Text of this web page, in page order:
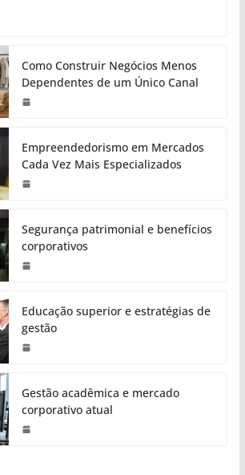
Como Construir Negócios Menos
Dependentes de um Único Canal
Empreendedorismo em Mercados
Cada Vez Mais Especializados
Segurança patrimonial e benefícios
corporativos
Educação superior e estratégias de
gestão
Gestão acadêmica e mercado
corporativo atual